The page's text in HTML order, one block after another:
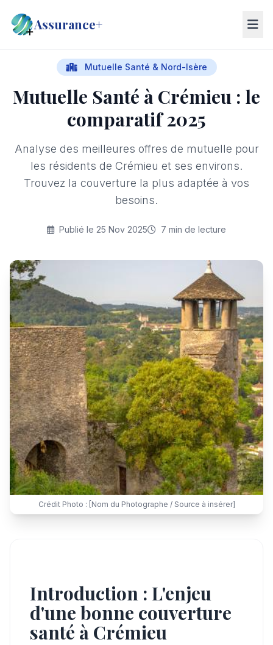
Assurance+
Mutuelle Santé & Nord-Isère
Mutuelle Santé à Crémieu : le
comparatif 2025
Analyse des meilleures offres de mutuelle pour
les résidents de Crémieu et ses environs.
Trouvez la couverture la plus adaptée à vos
besoins.
Publié le 25 Nov 2025 7 min de lecture
Crédit Photo : [Nom du Photographe / Source à insérer]
Introduction : L'enjeu
d'une bonne couverture
santé à Crémieu